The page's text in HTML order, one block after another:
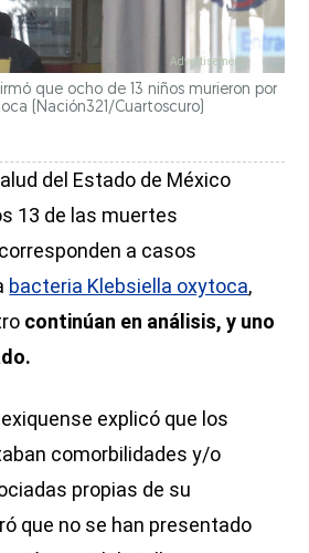
que ocho de 13 niños murieron por
(Nación321/Cuartoscuro)
del Estado de México
13 de las muertes
a casos
bacteria Klebsiella oxytoca,
continúan en análisis, y uno
explicó que los
comorbilidades y/o
propias de su
que no se han presentado